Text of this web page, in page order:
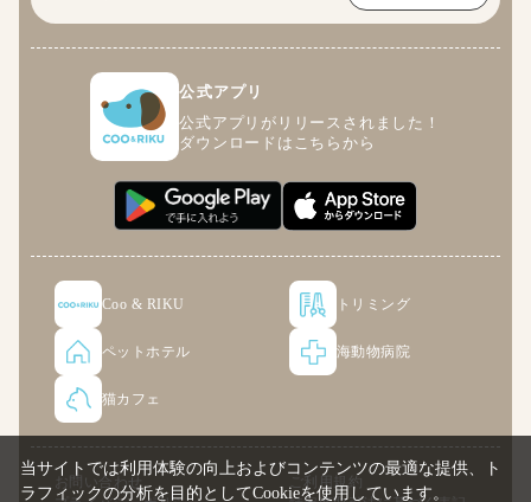
公式アプリ
公式アプリがリリースされました！
ダウンロードはこちらから
Coo & RIKU トリミング
ペットホテル 海動物病院
猫カフェ
お問い合わせ
ご利用規約
当サイトでは利用体験の向上およびコンテンツの最適な提供、ト
ラフィックの分析を目的としてCookieを使用しています。